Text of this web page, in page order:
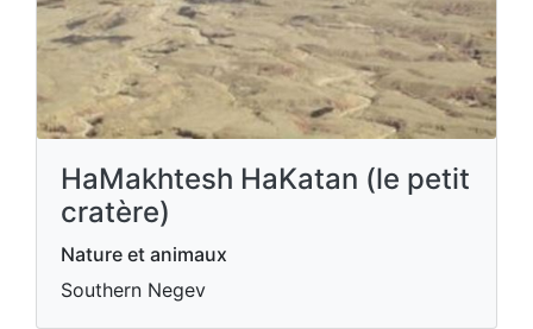
HaMakhtesh HaKatan (le petit
cratère)
Nature et animaux
Southern Negev